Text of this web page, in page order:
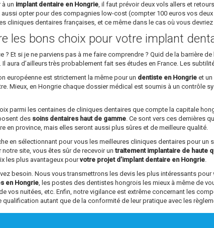
un implant dentaire en Hongrie, il faut prévoir deux vols allers et
opter pour des compagnies low-cost (compter 100 euros vos
cliniques dentaires françaises, et ce même dans le cas où vous
les bons choix pour votre implant
? Et si je ne parviens pas à me faire comprendre ? Quid de la barrière
aura d’ailleurs très probablement fait ses études en France. Les
européenne est strictement la même pour un dentiste en Hongrie et un
Mieux, en Hongrie chaque dossier médical est soumis à un contrôle
parmi les centaines de cliniques dentaires que compte la capitale
des soins dentaires haut de gamme. Ce sont vers ces dernières
en province, mais elles seront aussi plus sûres et de meilleure qualité.
en sélectionnant pour vous les meilleures cliniques dentaires pour
notre site, vous êtes sûr de recevoir untraitement implantaire de haute
les plus avantageux pourvotre projet d’implant dentaire en Hongrie.
besoin. Nous vous transmettrons les devis les plus intéressants
en Hongrie, les postes des dentistes hongrois les mieux à même de
vos nuitées, etc. Enfin, notre vigilance est extrême concernant les
autant que de la conformité de leur pratique avec les